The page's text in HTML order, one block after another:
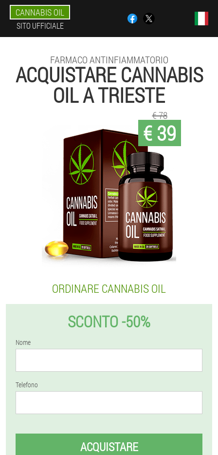
CANNABIS OIL
SITO UFFICIALE
FARMACO ANTINFIAMMATORIO
ACQUISTARE CANNABIS
OIL A TRIESTE
€ 39
€ 78
ORDINARE CANNABIS OIL
SCONTO -50%
Nome
Telefono
ACQUISTARE